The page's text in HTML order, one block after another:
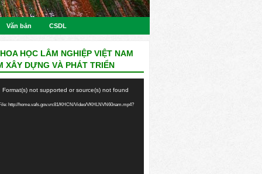
Văn bản CSDL
HỌC LÂM NGHIỆP VIỆT NAM
XÂY DỰNG VÀ PHÁT TRIỂN
Format(s) not supported or source(s) not found
http://home.vafs.gov.vn:81/KHCN/Video/VKHLNVN60nam.mp4?